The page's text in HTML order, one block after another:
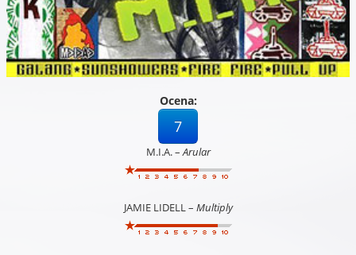
Ocena:
7
M.I.A. –Arular
JAMIE LIDELL – Multiply